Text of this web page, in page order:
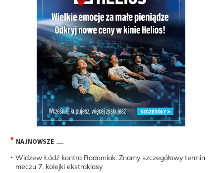
NAJNOWSZE
Widzew Łódź kontra Radomiak. Znamy szczegółowy termin
meczu 7. kolejki ekstraklasy